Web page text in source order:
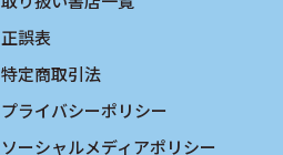
正誤表
特定商取引法
プライバシーポリシー
ソーシャルメディアポリシー